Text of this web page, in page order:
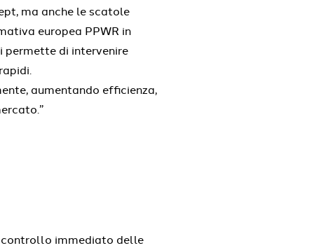
ma anche le scatole
europea PPWR in
permette di intervenire
aumentando efficienza,
controllo immediato delle